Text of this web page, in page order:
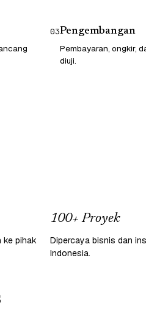
03Pengembangan
Pembayaran, ongkir,
diuji.
ke pihak
100+ Proyek
Dipercaya bisnis dan
Indonesia.